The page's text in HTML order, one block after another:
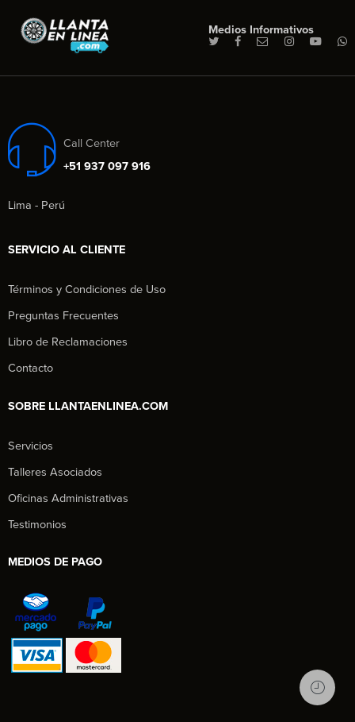
Medios Informativos
Call Center
+51 937 097 916
Lima - Perú
SERVICIO AL CLIENTE
Términos y Condiciones de Uso
Preguntas Frecuentes
Libro de Reclamaciones
Contacto
SOBRE LLANTAENLINEA.COM
Servicios
Talleres Asociados
Oficinas Administrativas
Testimonios
MEDIOS DE PAGO